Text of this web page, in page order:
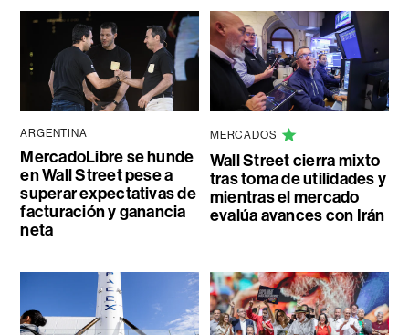
ARGENTINA
MercadoLibre se hunde
en Wall Street pese a
superar expectativas de
facturación y ganancia
neta
MERCADOS
Wall Street cierra mixto
tras toma de utilidades y
mientras el mercado
evalúa avances con Irán